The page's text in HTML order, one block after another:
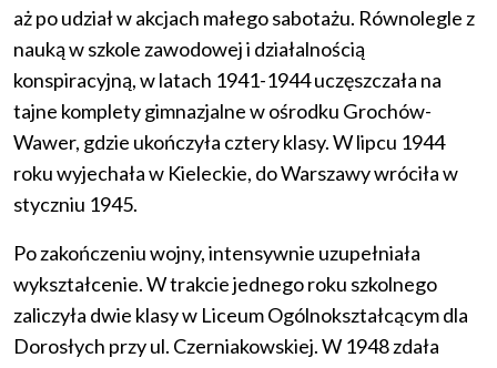
aż po udział w akcjach małego sabotażu. Równolegle z
nauką w szkole zawodowej i działalnością
konspiracyjną, w latach 1941-1944 uczęszczała na
tajne komplety gimnazjalne w ośrodku Grochów-
Wawer, gdzie ukończyła cztery klasy. W lipcu 1944
roku wyjechała w Kieleckie, do Warszawy wróciła w
styczniu 1945.
Po zakończeniu wojny, intensywnie uzupełniała
wykształcenie. W trakcie jednego roku szkolnego
zaliczyła dwie klasy w Liceum Ogólnokształcącym dla
Dorosłych przy ul. Czerniakowskiej. W 1948 zdała